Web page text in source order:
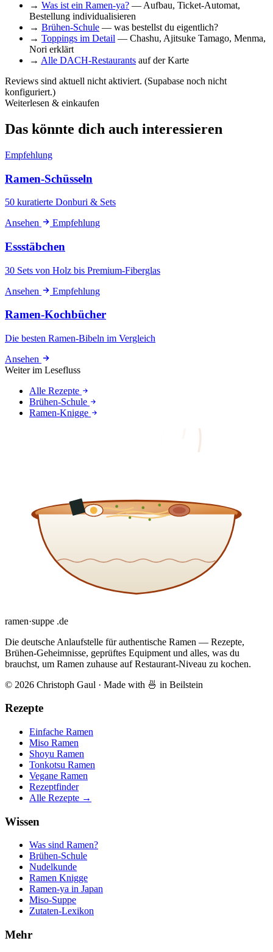
→ Was ist ein Ramen-ya? — Aufbau, Ticket-Automat,
Bestellung individualisieren
→ Brühen-Schule — was bestellst du eigentlich?
→ Toppings im Detail — Chashu, Ajitsuke Tamago, Menma,
Nori erklärt
→ Alle DACH-Restaurants auf der Karte
Reviews sind aktuell nicht aktiviert. (Supabase noch nicht
konfiguriert.)
Weiterlesen & einkaufen
Das könnte dich auch interessieren
Empfehlung
Ramen-Schüsseln
50 kuratierte Donburi & Sets
Ansehen
Empfehlung
Essstäbchen
30 Sets von Holz bis Premium-Fiberglas
Ansehen
Empfehlung
Ramen-Kochbücher
Die besten Ramen-Bibeln im Vergleich
Ansehen
Weiter im Lesefluss
Alle Rezepte
Brühen-Schule
Ramen-Knigge
ramen·suppe .de
Die deutsche Anlaufstelle für authentische Ramen — Rezepte,
Brühen-Geheimnisse, geprüftes Equipment und alles, was du
brauchst, um Ramen zuhause auf Restaurant-Niveau zu kochen.
© 2026 Christoph Gaul · Made with 🍜 in Beilstein
Rezepte
Einfache Ramen
Miso Ramen
Shoyu Ramen
Tonkotsu Ramen
Vegane Ramen
Rezeptfinder
Alle Rezepte →
Wissen
Was sind Ramen?
Brühen-Schule
Nudelkunde
Ramen Knigge
Ramen-ya in Japan
Miso-Suppe
Zutaten-Lexikon
Mehr